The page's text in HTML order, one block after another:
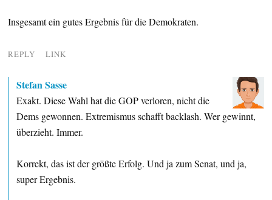
Insgesamt ein gutes Ergebnis für die Demokraten.
REPLY LINK
Stefan Sasse
Exakt. Diese Wahl hat die GOP verloren, nicht die
Dems gewonnen. Extremismus schafft backlash. Wer gewinnt,
überzieht. Immer.
Korrekt, das ist der größte Erfolg. Und ja zum Senat, und ja,
super Ergebnis.